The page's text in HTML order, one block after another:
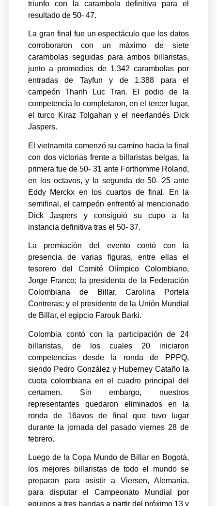
triunfo con la carambola definitiva para el
resultado de 50- 47.
La gran final fue un espectáculo que los datos
corroboraron con un máximo de siete
carambolas seguidas para ambos billaristas,
junto a promedios de 1.342 carambolas por
entradas de Tayfun y de 1.388 para el
campeón Thanh Luc Tran. El podio de la
competencia lo completaron, en el tercer lugar,
el turco Kiraz Tolgahan y el neerlandés Dick
Jaspers.
El vietnamita comenzó su camino hacia la final
con dos victorias frente a billaristas belgas, la
primera fue de 50- 31 ante Forthomme Roland,
en los octavos, y la segunda de 50- 25 ante
Eddy Merckx en los cuartos de final. En la
semifinal, el campeón enfrentó al mencionado
Dick Jaspers y consiguió su cupo a la
instancia definitiva tras el 50- 37.
La premiación del evento contó con la
presencia de varias figuras, entre ellas el
tesorero del Comité Olímpico Colombiano,
Jorge Franco; la presidenta de la Federación
Colombiana de Billar, Carolina Portela
Contreras; y el presidente de la Unión Mundial
de Billar, el egipcio Farouk Barki.
Colombia contó con la participación de 24
billaristas, de los cuales 20 iniciaron
competencias desde la ronda de PPPQ,
siendo Pedro González y Huberney Cataño la
cuota colombiana en el cuadro principal del
certamen. Sin embargo, nuestros
representantes quedaron eliminados en la
ronda de 16avos de final que tuvo lugar
durante la jornada del pasado viernes 28 de
febrero.
Luego de la Copa Mundo de Billar en Bogotá,
los mejores billaristas de todo el mundo se
preparan para asistir a Viersen, Alemania,
para disputar el Campeonato Mundial por
equipos a tres bandas a partir del próximo 13 y